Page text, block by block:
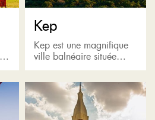
Kep
Kep est une magnifique
ville balnéaire située
dans le sud-ouest du
national de Kep, où se
déroulent de nombreuses
plages...